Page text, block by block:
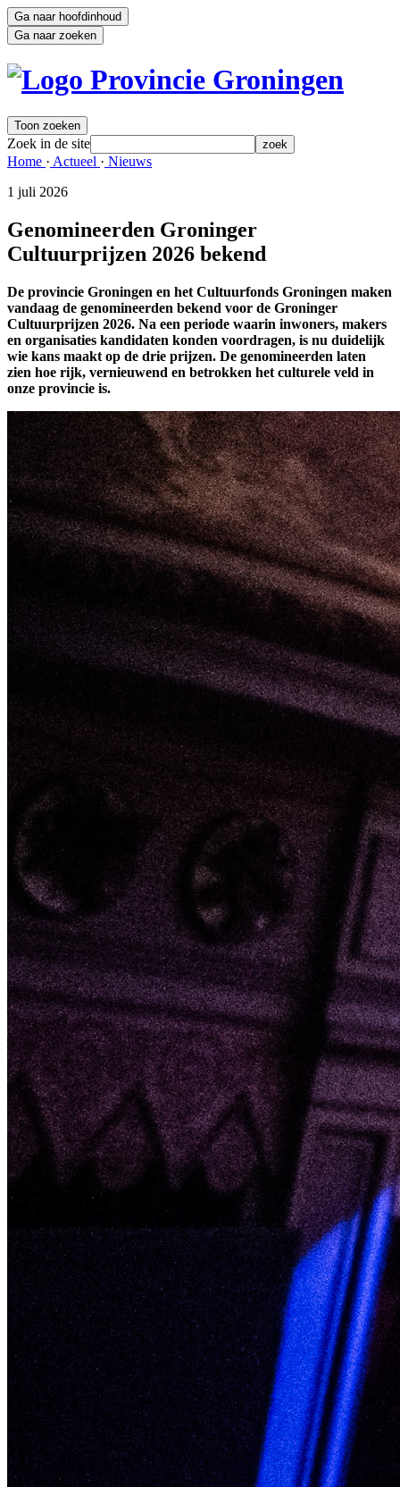
Ga naar hoofdinhoud
Ga naar zoeken
Toon zoeken
Zoek in de site zoek
Home · Actueel · Nieuws
1 juli 2026
Genomineerden Groninger
Cultuurprijzen 2026 bekend
De provincie Groningen en het Cultuurfonds Groningen maken
vandaag de genomineerden bekend voor de Groninger
Cultuurprijzen 2026. Na een periode waarin inwoners, makers
en organisaties kandidaten konden voordragen, is nu duidelijk
wie kans maakt op de drie prijzen. De genomineerden laten
zien hoe rijk, vernieuwend en betrokken het culturele veld in
onze provincie is.